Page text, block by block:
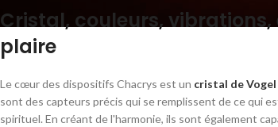
Cristal, couleurs,
plaire
Le cœur des dispositifs Chacrys est un cristal de Vogel
sont des capteurs précis qui se remplissent de ce qui
spirituel. En créant de l'harmonie, ils sont également